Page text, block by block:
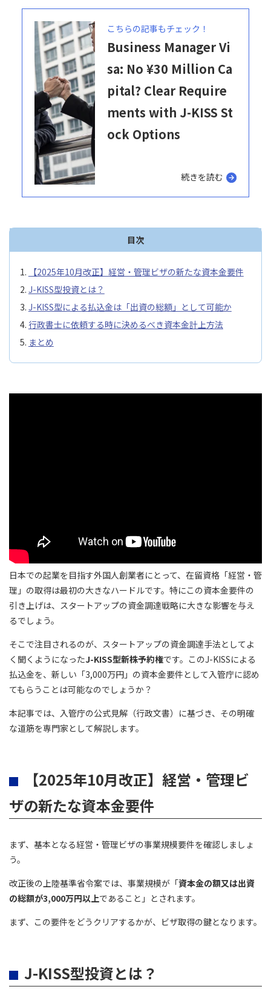
こちらの記事もチェック！
Business Manager Vi
sa: No ¥30 Million Ca
pital? Clear Require
ments with J-KISS St
ock Options
続きを読む
目次
【2025年10月改正】経営・管理ビザの新たな資本金要件
J-KISS型投資とは？
J-KISS型による払込金は「出資の総額」として可能か
行政書士に依頼する時に決めるべき資本金計上方法
まとめ
日本での起業を目指す外国人創業者にとって、在留資格「経営・管
理」の取得は最初の大きなハードルです。特にこの資本金要件の
引き上げは、スタートアップの資金調達戦略に大きな影響を与え
るでしょう。
そこで注目されるのが、スタートアップの資金調達手法としてよ
く聞くようになったJ-KISS型新株予約権です。このJ-KISSによる
払込金を、新しい「3,000万円」の資本金要件として入管庁に認め
てもらうことは可能なのでしょうか？
本記事では、入管庁の公式見解（行政文書）に基づき、その明確
な道筋を専門家として解説します。
【2025年10月改正】経営・管理ビ
ザの新たな資本金要件
まず、基本となる経営・管理ビザの事業規模要件を確認しましょ
う。
改正後の上陸基準省令案では、事業規模が「資本金の額又は出資
の総額が3,000万円以上であること」とされます。
まず、この要件をどうクリアするかが、ビザ取得の鍵となります。
J-KISS型投資とは？